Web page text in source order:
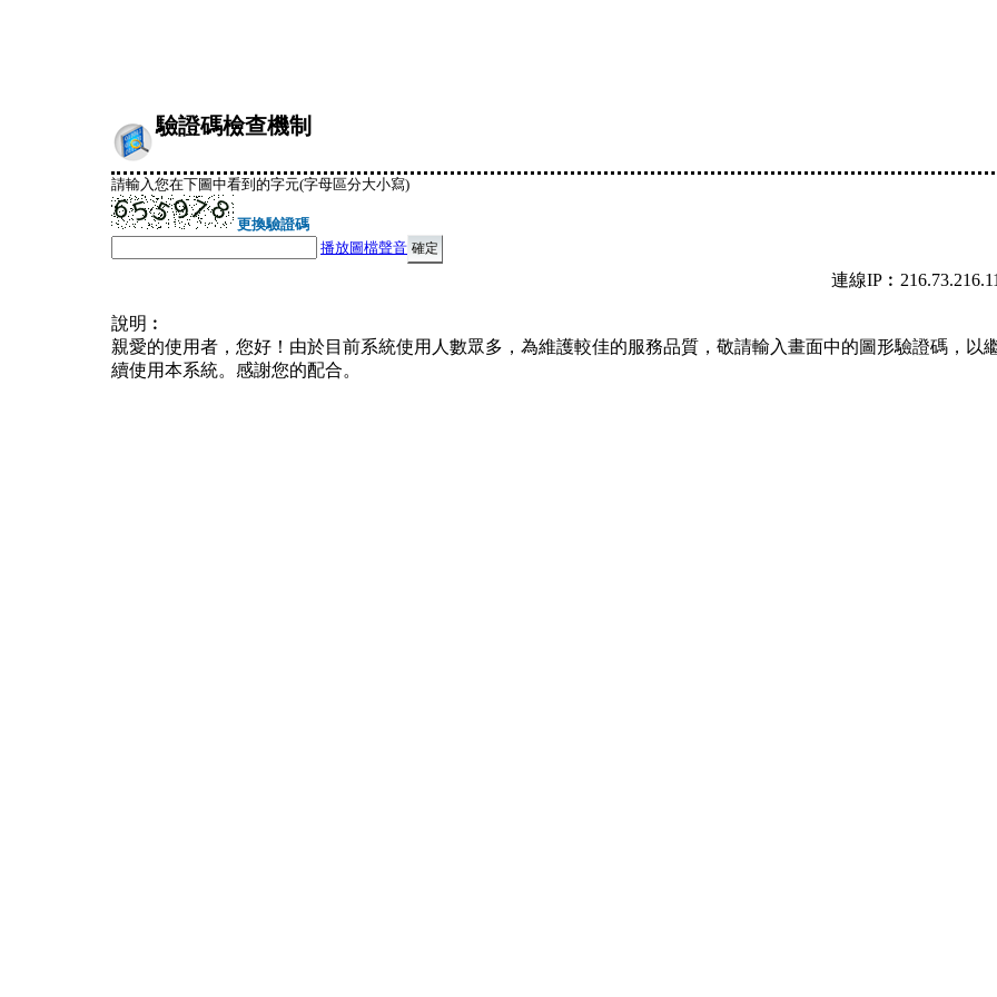
驗證碼檢查機制
請輸入您在下圖中看到的字元(字母區分大小寫)
更換驗證碼
播放圖檔聲音
連線
說明︰
親愛的使用者，您好！由於目前系統使用人數眾多，為維護較佳的服務品質，敬請輸入畫面中的圖形驗證碼，以
續使用本系統。感謝您的配合。